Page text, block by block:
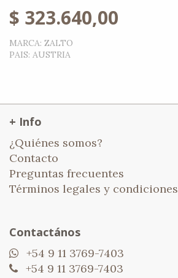
$ 323.640,00
MARCA: ZALTO
PAIS: AUSTRIA
+ Info
¿Quiénes somos?
Contacto
Preguntas frecuentes
Términos legales y condiciones
Contactános
+54 9 11 3769-7403
+54 9 11 3769-7403